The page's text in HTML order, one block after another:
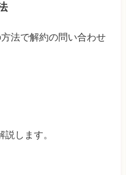
法で解約の問い合わせ
します。